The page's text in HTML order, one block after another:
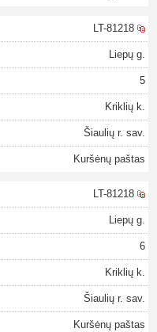
LT-81218
Liepų g.
5
Kriklių k.
Šiaulių r. sav.
Kuršėnų paštas
LT-81218
Liepų g.
6
Kriklių k.
Šiaulių r. sav.
Kuršėnų paštas